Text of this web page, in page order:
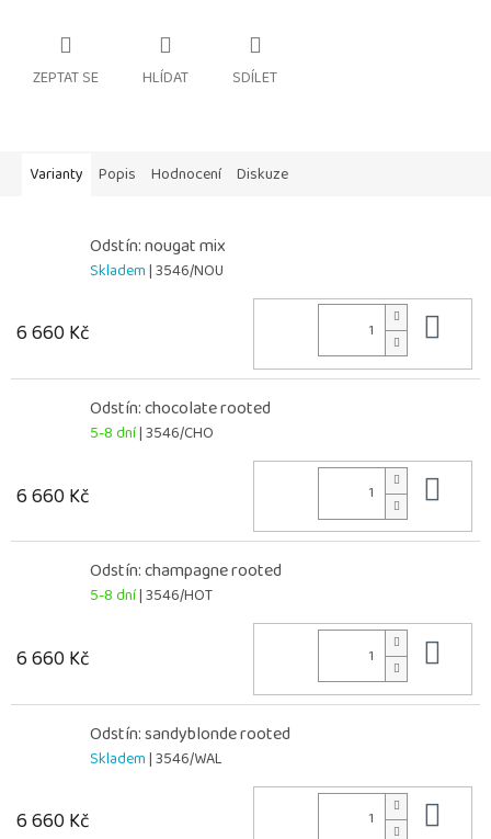
ZEPTAT SE HLÍDAT SDÍLET
Varianty Popis Hodnocení Diskuze
Odstín: nougat mix
Skladem| 3546/NOU
6 660 Kč
Odstín: chocolate rooted
5-8 dní| 3546/CHO
6 660 Kč
Odstín: champagne rooted
5-8 dní| 3546/HOT
6 660 Kč
Odstín: sandyblonde rooted
Skladem| 3546/WAL
6 660 Kč